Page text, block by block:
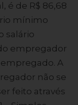
é de R$ 86,68
mínimo
salário
empregador
A
não se
feito através